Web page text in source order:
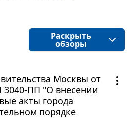
Раскрыть
обзоры
Москвы от
3040-ПП "О внесении
акты города
порядке